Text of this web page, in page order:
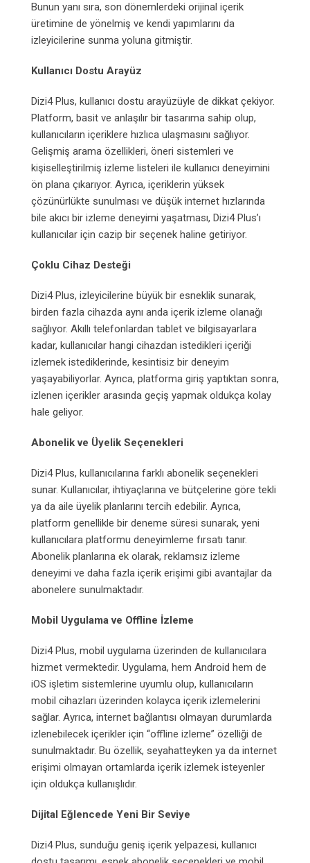
Bunun yanı sıra, son dönemlerdeki orijinal içerik
üretimine de yönelmiş ve kendi yapımlarını da
izleyicilerine sunma yoluna gitmiştir.
Kullanıcı Dostu Arayüz
Dizi4 Plus, kullanıcı dostu arayüzüyle de dikkat çekiyor.
Platform, basit ve anlaşılır bir tasarıma sahip olup,
kullanıcıların içeriklere hızlıca ulaşmasını sağlıyor.
Gelişmiş arama özellikleri, öneri sistemleri ve
kişiselleştirilmiş izleme listeleri ile kullanıcı deneyimini
ön plana çıkarıyor. Ayrıca, içeriklerin yüksek
çözünürlükte sunulması ve düşük internet hızlarında
bile akıcı bir izleme deneyimi yaşatması, Dizi4 Plus’ı
kullanıcılar için cazip bir seçenek haline getiriyor.
Çoklu Cihaz Desteği
Dizi4 Plus, izleyicilerine büyük bir esneklik sunarak,
birden fazla cihazda aynı anda içerik izleme olanağı
sağlıyor. Akıllı telefonlardan tablet ve bilgisayarlara
kadar, kullanıcılar hangi cihazdan istedikleri içeriği
izlemek istediklerinde, kesintisiz bir deneyim
yaşayabiliyorlar. Ayrıca, platforma giriş yaptıktan sonra,
izlenen içerikler arasında geçiş yapmak oldukça kolay
hale geliyor.
Abonelik ve Üyelik Seçenekleri
Dizi4 Plus, kullanıcılarına farklı abonelik seçenekleri
sunar. Kullanıcılar, ihtiyaçlarına ve bütçelerine göre tekli
ya da aile üyelik planlarını tercih edebilir. Ayrıca,
platform genellikle bir deneme süresi sunarak, yeni
kullanıcılara platformu deneyimleme fırsatı tanır.
Abonelik planlarına ek olarak, reklamsız izleme
deneyimi ve daha fazla içerik erişimi gibi avantajlar da
abonelere sunulmaktadır.
Mobil Uygulama ve Offline İzleme
Dizi4 Plus, mobil uygulama üzerinden de kullanıcılara
hizmet vermektedir. Uygulama, hem Android hem de
iOS işletim sistemlerine uyumlu olup, kullanıcıların
mobil cihazları üzerinden kolayca içerik izlemelerini
sağlar. Ayrıca, internet bağlantısı olmayan durumlarda
izlenebilecek içerikler için “offline izleme” özelliği de
sunulmaktadır. Bu özellik, seyahatteyken ya da internet
erişimi olmayan ortamlarda içerik izlemek isteyenler
için oldukça kullanışlıdır.
Dijital Eğlencede Yeni Bir Seviye
Dizi4 Plus, sunduğu geniş içerik yelpazesi, kullanıcı